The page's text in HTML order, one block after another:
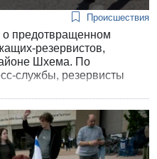
Происшествия
предотвращенном
резервистов,
Шхема. По
службы, резервисты
для проверки, а он
к солдатам.